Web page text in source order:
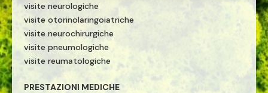
visite neurologiche
visite otorinolaringoiatriche
visite neurochirurgiche
visite pneumologiche
visite reumatologiche
PRESTAZIONI MEDICHE